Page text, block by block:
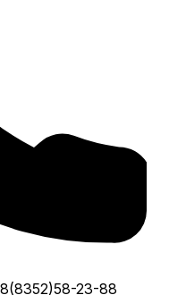
8(8352)58-23-88